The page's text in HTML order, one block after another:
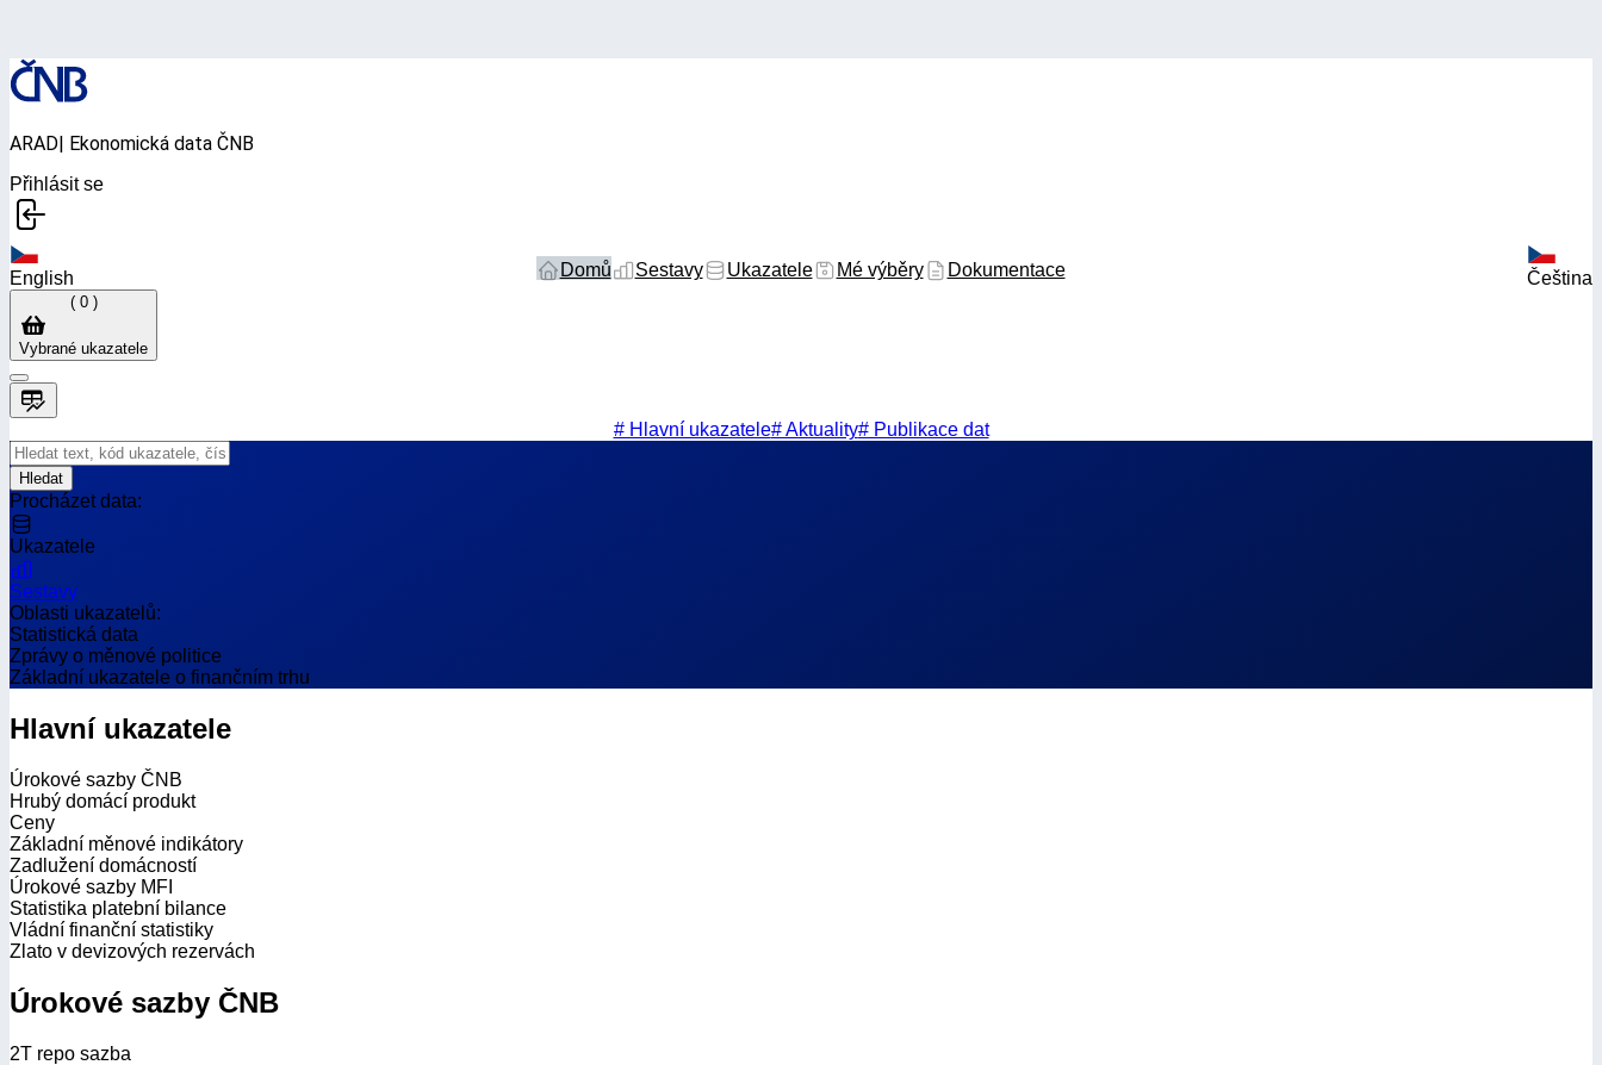
ARAD| Ekonomická data ČNB
Přihlásit se
English Domů Sestavy Ukazatele Mé výběry Dokumentace Čeština
( 0)
Vybrané ukazatele
Košík je prázdný.
# Hlavní ukazatele# Aktuality# Publikace dat
Hledat
Procházet data:
Ukazatele
Sestavy
Oblasti ukazatelů:
Statistická data
Zprávy o měnové politice
Základní ukazatele o finančním trhu
Hlavní ukazatele
Úrokové sazby ČNB
Hrubý domácí produkt
Ceny
Základní měnové indikátory
Zadlužení domácností
Úrokové sazby MFI
Statistika platební bilance
Vládní finanční statistiky
Zlato v devizových rezervách
Úrokové sazby ČNB
2T repo sazba